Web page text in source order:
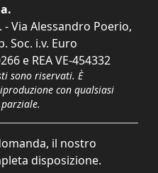
Via Alessandro Poerio,
Soc. i.v. Euro
e REA VE-454332
sono riservati. È
con qualsiasi
il nostro
disposizione.